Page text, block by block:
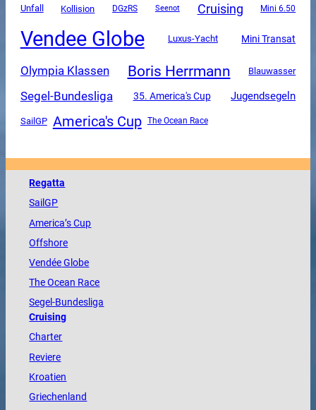
Unfall Kollision DGzRS Seenot Cruising Mini 6.50
Vendee Globe Luxus-Yacht Mini Transat
Olympia Klassen Boris Herrmann Blauwasser
Segel-Bundesliga 35. America's Cup Jugendsegeln
SailGP America's Cup The Ocean Race
Regatta
SailGP
America’s Cup
Offshore
VendéeGlobe
TheOcean Race
Segel-Bundesliga
Cruising
Charter
Reviere
Kroatien
Griechenland